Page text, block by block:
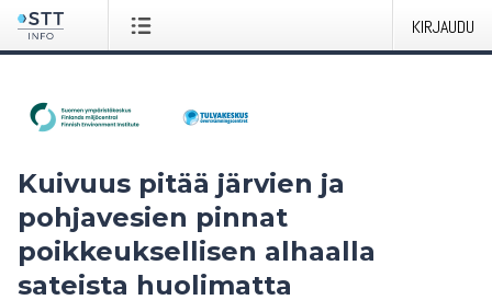
KIRJAUDU
Kuivuus pitää järvien ja
pohjavesien pinnat
poikkeuksellisen alhaalla
sateista huolimatta